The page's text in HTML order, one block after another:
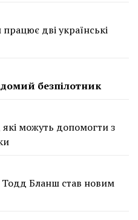
дві українські
безпілотник
які можуть допомогти з
Бланш став новим